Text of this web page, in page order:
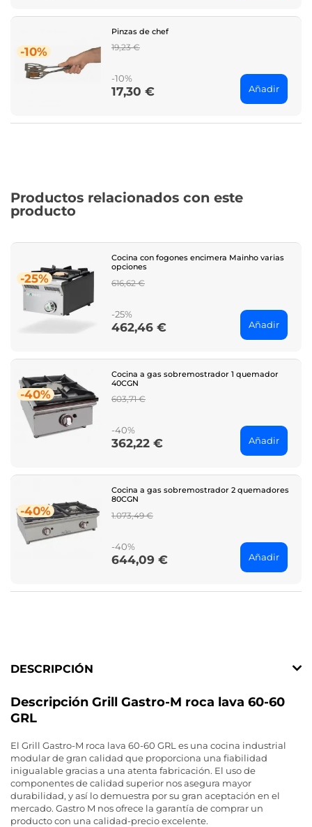
-10%
Pinzas de chef
Regular
19,23 €
-10%
Price
17,30 € Añadir
Productos relacionados con este
producto
-25%
Cocina con fogones encimera Mainho varias
opciones
Regular
616,62 €
-25%
Price
462,46 € Añadir
-40%
Cocina a gas sobremostrador 1 quemador
40CGN
Regular
603,71 €
-40%
Price
362,22 € Añadir
-40%
Cocina a gas sobremostrador 2 quemadores
80CGN
Regular
1.073,49 €
-40%
Price
644,09 € Añadir
DESCRIPCIÓN
Descripción Grill Gastro-M roca lava 60-60
GRL
El Grill Gastro-M roca lava 60-60 GRL es una cocina industrial
modular de gran calidad que proporciona una fiabilidad
inigualable gracias a una atenta fabricación. El uso de
componentes de calidad superior nos asegura mayor
durabilidad, y así lo demuestra por su gran aceptación en el
mercado. Gastro M nos ofrece la garantía de comprar un
producto con una calidad-precio excelente.